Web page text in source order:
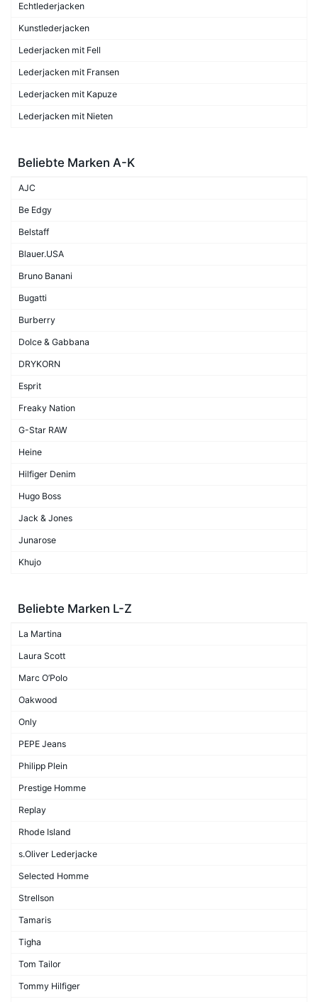
Echtlederjacken
Kunstlederjacken
Lederjacken mit Fell
Lederjacken mit Fransen
Lederjacken mit Kapuze
Lederjacken mit Nieten
Beliebte Marken A-K
AJC
Be Edgy
Belstaff
Blauer.USA
Bruno Banani
Bugatti
Burberry
Dolce & Gabbana
DRYKORN
Esprit
Freaky Nation
G-Star RAW
Heine
Hilfiger Denim
Hugo Boss
Jack & Jones
Junarose
Khujo
Beliebte Marken L-Z
La Martina
Laura Scott
Marc O’Polo
Oakwood
Only
PEPE Jeans
Philipp Plein
Prestige Homme
Replay
Rhode Island
s.Oliver Lederjacke
Selected Homme
Strellson
Tamaris
Tigha
Tom Tailor
Tommy Hilfiger